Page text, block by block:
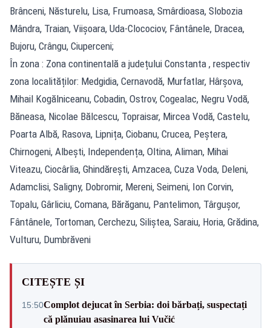
Brânceni, Năsturelu, Lisa, Frumoasa, Smârdioasa, Slobozia
Mândra, Traian, Viișoara, Uda-Clocociov, Fântânele, Dracea,
Bujoru, Crângu, Ciuperceni;
În zona : Zona continentală a județului Constanta , respectiv
zona localităților: Medgidia, Cernavodă, Murfatlar, Hârșova,
Mihail Kogălniceanu, Cobadin, Ostrov, Cogealac, Negru Vodă,
Băneasa, Nicolae Bălcescu, Topraisar, Mircea Vodă, Castelu,
Poarta Albă, Rasova, Lipnița, Ciobanu, Crucea, Peștera,
Chirnogeni, Albești, Independența, Oltina, Aliman, Mihai
Viteazu, Ciocârlia, Ghindărești, Amzacea, Cuza Voda, Deleni,
Adamclisi, Saligny, Dobromir, Mereni, Seimeni, Ion Corvin,
Topalu, Gârliciu, Comana, Bărăganu, Pantelimon, Târgușor,
Fântânele, Tortoman, Cerchezu, Siliștea, Saraiu, Horia, Grădina,
Vulturu, Dumbrăveni
CITEȘTE ȘI
15:50Complot dejucat în Serbia: doi bărbați, suspectați
că plănuiau asasinarea lui Vučić